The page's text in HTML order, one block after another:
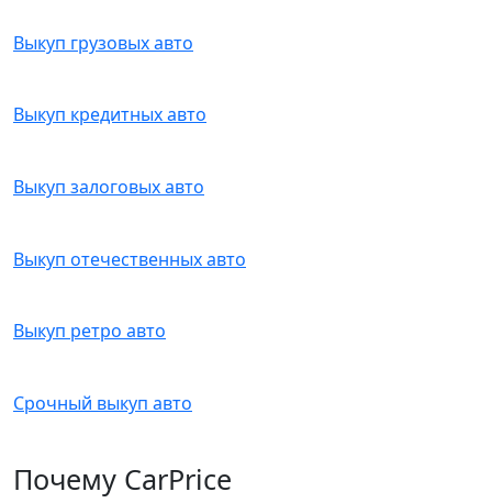
Выкуп грузовых авто
Выкуп кредитных авто
Выкуп залоговых авто
Выкуп отечественных авто
Выкуп ретро авто
Срочный выкуп авто
Почему CarPrice